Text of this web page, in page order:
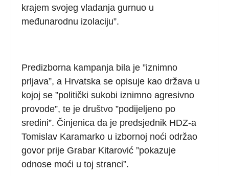
krajem svojeg vladanja gurnuo u
međunarodnu izolaciju”.
Predizborna kampanja bila je ”iznimno
prljava”, a Hrvatska se opisuje kao država u
kojoj se ”politički sukobi iznimno agresivno
provode”, te je društvo ”podijeljeno po
sredini”. Činjenica da je predsjednik HDZ-a
Tomislav Karamarko u izbornoj noći održao
govor prije Grabar Kitarović ”pokazuje
odnose moći u toj stranci”.